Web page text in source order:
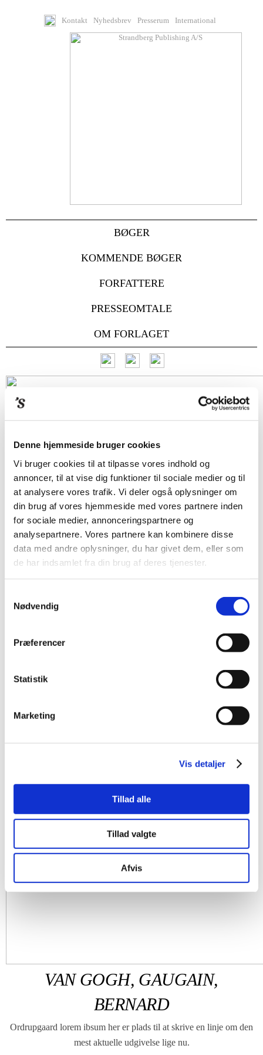
Denne hjemmeside bruger cookies
Vi bruger cookies til at tilpasse vores indhold og
annoncer, til at vise dig funktioner til sociale medier og til
at analysere vores trafik. Vi deler også oplysninger om
din brug af vores hjemmeside med vores partnere inden
for sociale medier, annonceringspartnere og
analysepartnere. Vores partnere kan kombinere disse
data med andre oplysninger, du har givet dem, eller som
de har indsamlet fra din brug af deres tjenester.
Nødvendig
Præferencer
Statistik
Marketing
Vis detaljer
Tillad alle
Tillad valgte
Afvis
Kontakt Nyhedsbrev Presserum International
BØGER
KOMMENDE BØGER
FORFATTERE
PRESSEOMTALE
OM FORLAGET
VAN GOGH, GAUGAIN,
BERNARD
Ordrupgaard lorem ibsum her er plads til at skrive en linje om den
mest aktuelle udgivelse lige nu.